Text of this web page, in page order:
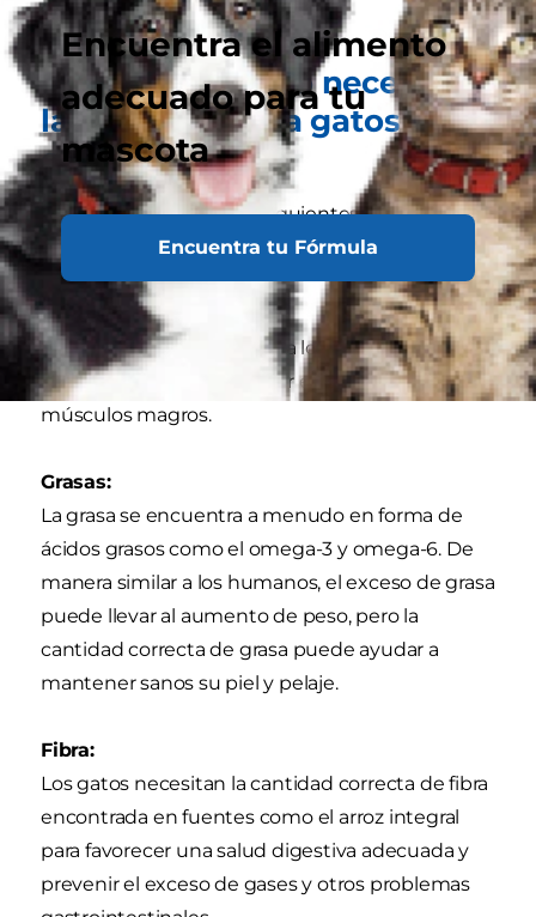
Encuentra el alimento
adecuado para tu
mascota
Encuentra tu Fórmula
de actividad.
Lo que todo gato necesita –
la nutrición para gatos
correcta
Los gatos necesitan los siguientes nutrientes
para mantenerse sanos:
Proteína:
La proteína es esencial para los gatos. La
proteína ayuda a promover el crecimiento de los
músculos magros.
Grasas:
La grasa se encuentra a menudo en forma de
ácidos grasos como el omega-3 y omega-6. De
manera similar a los humanos, el exceso de grasa
puede llevar al aumento de peso, pero la
cantidad correcta de grasa puede ayudar a
mantener sanos su piel y pelaje.
Fibra:
Los gatos necesitan la cantidad correcta de fibra
encontrada en fuentes como el arroz integral
para favorecer una salud digestiva adecuada y
prevenir el exceso de gases y otros problemas